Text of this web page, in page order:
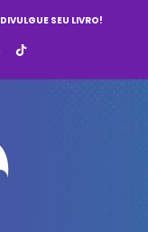
DIVULGUE SEU LIVRO!